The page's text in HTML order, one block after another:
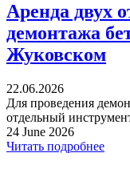
Аренда двух
демонтажа
Жуковском
22.06.2026
Для проведения
отдельный
24 June 2026
Читать подробнее